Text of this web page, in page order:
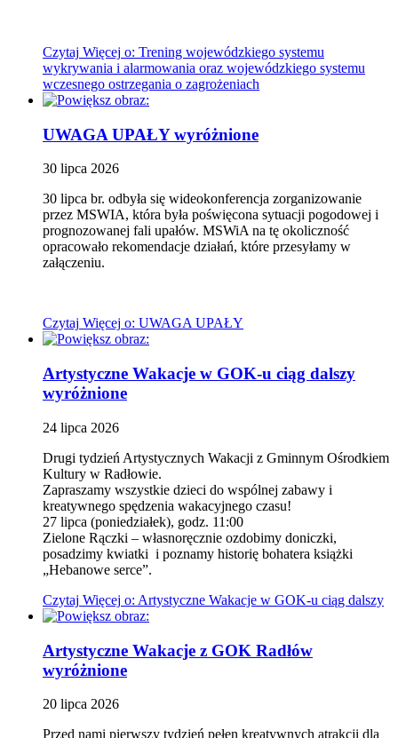
Czytaj Więcej o: Trening wojewódzkiego systemu
wykrywania i alarmowania oraz wojewódzkiego systemu
wczesnego ostrzegania o zagrożeniach
UWAGA UPAŁY wyróżnione
30 lipca 2026
30 lipca br. odbyła się wideokonferencja zorganizowanie
przez MSWIA, która była poświęcona sytuacji pogodowej i
prognozowanej fali upałów. MSWiA na tę okoliczność
opracowało rekomendacje działań, które przesyłamy w
załączeniu.
Czytaj Więcej o: UWAGA UPAŁY
Artystyczne Wakacje w GOK-u ciąg dalszy
wyróżnione
24 lipca 2026
Drugi tydzień Artystycznych Wakacji z Gminnym Ośrodkiem
Kultury w Radłowie.
Zapraszamy wszystkie dzieci do wspólnej zabawy i
kreatywnego spędzenia wakacyjnego czasu!
27 lipca (poniedziałek), godz. 11:00
Zielone Rączki – własnoręcznie ozdobimy doniczki,
posadzimy kwiatki i poznamy historię bohatera książki
„Hebanowe serce”.
Czytaj Więcej o: Artystyczne Wakacje w GOK-u ciąg dalszy
Artystyczne Wakacje z GOK Radłów
wyróżnione
20 lipca 2026
Przed nami pierwszy tydzień pełen kreatywnych atrakcji dla